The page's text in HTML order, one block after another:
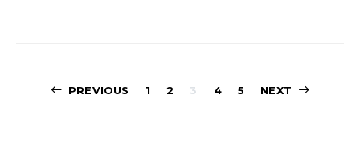
PREVIOUS 1 2 3 4 5 NEXT